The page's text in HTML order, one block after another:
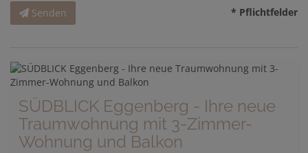
Senden * Pflichtfelder
SÜDBLICK Eggenberg - Ihre neue
Traumwohnung mit 3-Zimmer-
Wohnung und Balkon